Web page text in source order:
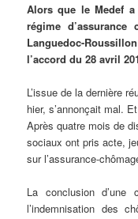
Alors que le Medef
régime
Languedoc-
l’accord du 28 avril
L’issue de la dernière
hier, s’annonçait mal.
Après quatre mois de
sociaux ont pris acte,
sur l’assurance-
La conclusion
l’indemnisation des